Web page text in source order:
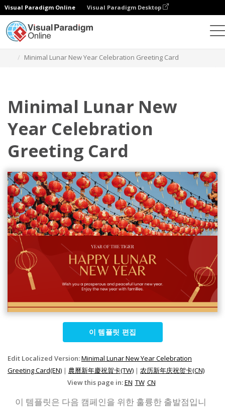
Visual Paradigm Online Visual Paradigm Desktop
Minimal Lunar New Year Celebration Greeting Card
Minimal Lunar New
Year Celebration
Greeting Card
이 템플릿 편집
Edit Localized Version:Minimal Lunar New Year Celebration
Greeting Card(EN) | 農曆新年慶祝賀卡(TW) | 农历新年庆祝贺卡(CN)
View this page in:EN TW CN
이 템플릿은 다음 캠페인을 위한 훌륭한 출발점입니